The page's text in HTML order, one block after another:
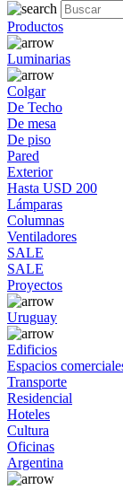
Productos
Luminarias
Colgar
De Techo
De mesa
De piso
Pared
Exterior
Hasta USD 200
Lámparas
Columnas
Ventiladores
SALE
SALE
Proyectos
Uruguay
Edificios
Espacios
Transporte
Residencial
Hoteles
Cultura
Oficinas
Argentina